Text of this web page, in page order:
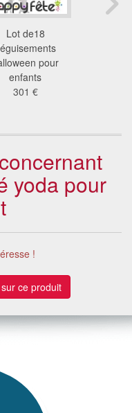
Lot de18
pour
enfants
301 €
yoda pour
!
ce produit